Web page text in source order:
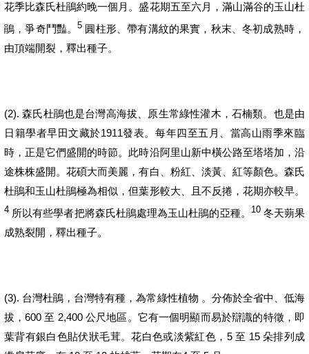
花季比森氏杜鵑約晚一個月。盛花期五至六月，滿山滿谷的玉山杜
鵑，爭奇鬥豔。5 圓柱形、帶有溝紋的果實，秋末、冬初成熟時，
由頂端開裂，釋出種子。
(2).森氏杜鵑也是台灣高海拔、原生常綠性灌木， 石楠類。也是由
日籍學者早田文藏於1911發表。每年四至五月、當高山雨季來臨
時，正是它們盛開的時節。此時沿阿里山新中橫公路至塔塔加，沿
途株株盛開。花碩大而美麗，有白、粉紅、淡黃、紅等顏色。森氏
杜鵑和玉山杜鵑極為相似，但葉形較大、且不反捲，花期亦較早。
4 所以有些學者把將森氏杜鵑處理為玉山杜鵑的亞種。 10 冬天蒴果
成熟裂開，釋出種子。
(3). 台灣杜鵑，台灣特有種，為常綠性植物 。分佈於全省中、低海
拔，600至 2,400 公尺地區。它有一個明顯而易於辯識的特徵，即
葉背有銀白色貼伏狀毛茸。花白色或淡紫紅色， 5 至 15 朵排列成